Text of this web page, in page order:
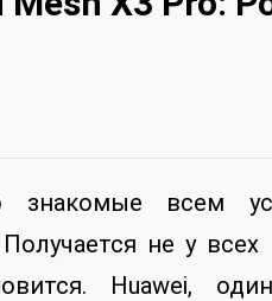
знакомые всем
Получается не у
Huawei,